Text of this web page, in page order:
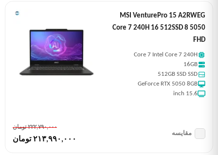
MSI VenturePro 15 A2RWEG
Core 7 240H 16 512SSD 8 5050
FHD
Core 7 Intel Core 7 240H
16GB
512GB SSD SSD
GeForce RTX 5050 8GB
15.6 inch
٢٢٢,٧٩٠,٠٠٠ تومان
٢١٣,٩٩٠,٠٠٠ تومان
مقایسه